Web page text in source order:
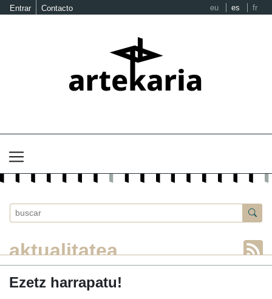
Entrar Contacto eu es fr
aktualitatea
Ezetz harrapatu!